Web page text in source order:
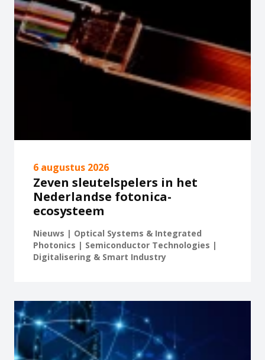
6 augustus 2026
Zeven sleutelspelers in het
Nederlandse fotonica-
ecosysteem
Nieuws | Optical Systems & Integrated
Photonics | Semiconductor Technologies |
Digitalisering & Smart Industry